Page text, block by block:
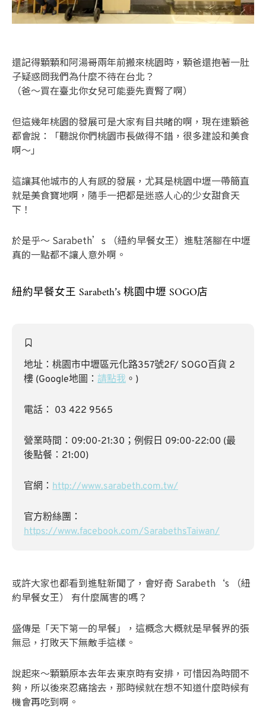
還記得顆顆和阿湯哥兩年前搬來桃園時，顆爸還抱著一肚
子疑惑問我們為什麼不待在台北？
（爸～買在臺北你女兒可能要先賣腎了啊）
但這幾年桃園的發展可是大家有目共睹的啊，現在連顆爸
都會說：「聽說你們桃園市長做得不錯，很多建設和美食
啊～」
這讓其他城市的人有感的發展，尤其是桃園中壢一帶簡直
就是美食寶地啊，隨手一把都是迷惑人心的少女甜食天
下！
於是乎～ Sarabeth’s （紐約早餐女王）進駐落腳在中壢
真的一點都不讓人意外啊。
紐約早餐女王 Sarabeth’s 桃園中壢 SOGO店
地址： 桃園市中壢區元化路357號2F/ SOGO百貨 2
樓 (Google地圖： 請點我 。)
電話： 03 422 9565
營業時間：09:00-21:30；例假日 09:00-22:00 (最
後點餐：21:00)
官網： http://www.sarabeth.com.tw/
官方粉絲團：
https://www.facebook.com/SarabethsTaiwan/
或許大家也都看到進駐新聞了，會好奇 Sarabeth‘s （紐
約早餐女王） 有什麼厲害的嗎？
盛傳是「天下第一的早餐」，這概念大概就是早餐界的張
無忌，打敗天下無敵手這樣。
說起來～顆顆原本去年去東京時有安排，可惜因為時間不
夠，所以後來忍痛捨去，那時候就在想不知道什麼時候有
機會再吃到啊。